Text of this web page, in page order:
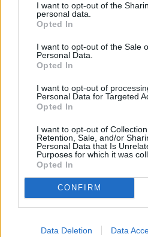
I want to opt-out of the
personal data.
Opted In
I want to opt-out of the Sale
Personal Data.
Opted In
I want to opt-out of
Personal Data for Targeted
Opted In
I want to opt-out of
Retention, Sale, and/or
Personal Data that Is
Purposes for which it was
Opted In
CONFIRM
Data Deletion Data